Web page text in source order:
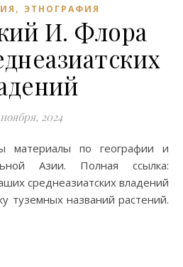
, ЭТНОГРАФИЯ
И. Флора
2024
Азии. Полная ссылка:
среднеазиатских владений
туземных названий растений.